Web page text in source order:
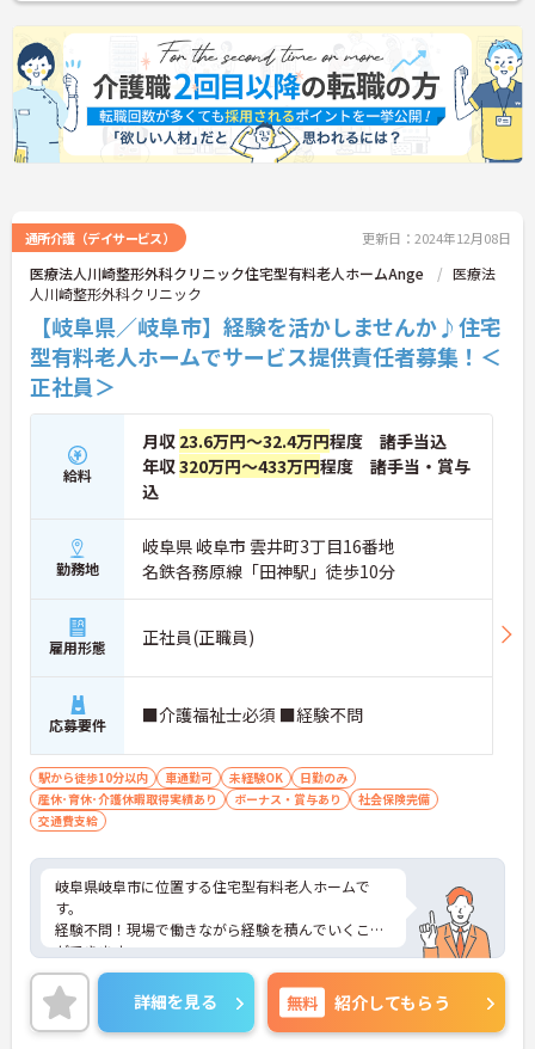
通所介護（デイサービス） 更新日：2024年12月08日
医療法人川崎整形外科クリニック住宅型有料老人ホームAnge
医療法
人川崎整形外科クリニック
【岐阜県／岐阜市】経験を活かしませんか♪住宅
型有料老人ホームでサービス提供責任者募集！＜
正社員＞
給料
月収 23.6万円～32.4万円程度 諸手当込
年収320万円～433万円程度 諸手当・賞与
込
勤務地
岐阜県 岐阜市 雲井町3丁目16番地
名鉄各務原線「田神駅」徒歩10分
雇用形態 正社員(正職員)
応募要件 ■介護福祉士必須 ■経験不問
駅から徒歩10分以内 車通勤可 未経験OK
日勤のみ
産休･育休･介護休暇取得実績あり
ボーナス・賞与あり
社会保険完備
交通費支給
岐阜県岐阜市に位置する住宅型有料老人ホームで
す。
経験不問！現場で働きながら経験を積んでいくこと
ができます。
固定のお休みがありますので、プライベートの予定
も立てやすい環境です。
ご興味をお持ちの方はお気軽にお問い合わせくださ
い。
詳細を見る 無料 紹介してもらう